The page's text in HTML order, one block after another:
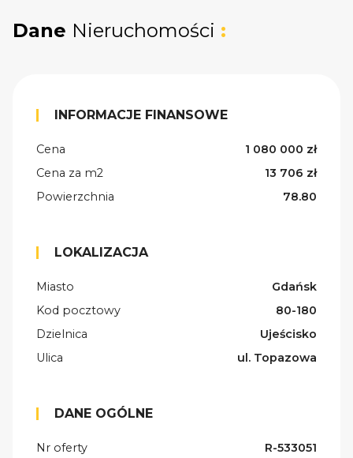
Dane Nieruchomości :
INFORMACJE FINANSOWE
Cena
1 080 000 zł
Cena za m2
13 706 zł
Powierzchnia
78.80
LOKALIZACJA
Miasto
Gdańsk
Kod pocztowy
80-180
Dzielnica
Ujeścisko
Ulica
ul. Topazowa
DANE OGÓLNE
Nr oferty
R-533051